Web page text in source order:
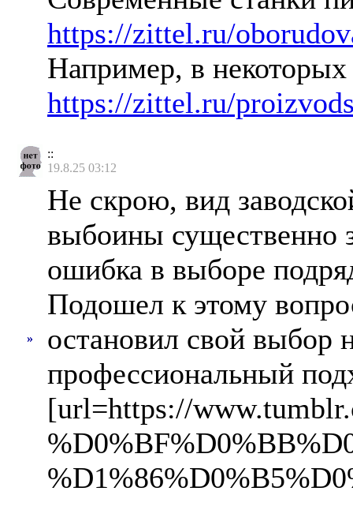
https://zittel.ru/
Например, в
https://zittel.ru/
::
19.8.25 03:12
»
Не скрою, вид
выбоины существенно
ошибка в выборе
Подошел к этому
остановил свой выбор
профессиональный
[url=https://